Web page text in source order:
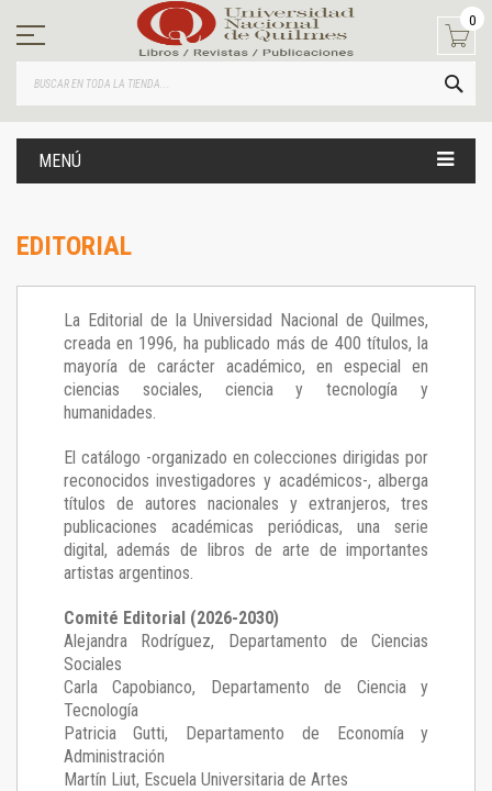
contenido
0
MENÚ
EDITORIAL
La Editorial de la Universidad Nacional de Quilmes,
creada en 1996, ha publicado más de 400 títulos, la
mayoría de carácter académico, en especial en
ciencias sociales, ciencia y tecnología y
humanidades.
El catálogo -organizado en colecciones dirigidas por
reconocidos investigadores y académicos-, alberga
títulos de autores nacionales y extranjeros, tres
publicaciones académicas periódicas, una serie
digital, además de libros de arte de importantes
artistas argentinos.
Comité Editorial (2026-2030)
Alejandra Rodríguez, Departamento de Ciencias
Sociales
Carla Capobianco, Departamento de Ciencia y
Tecnología
Patricia Gutti, Departamento de Economía y
Administración
Martín Liut, Escuela Universitaria de Artes